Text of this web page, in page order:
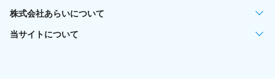
株式会社あらいについて
当サイトについて